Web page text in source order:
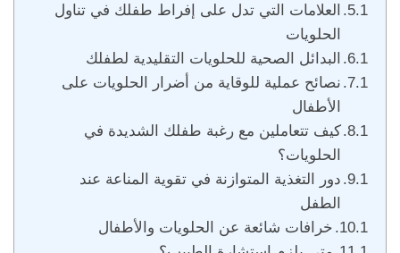
العلامات التي تدل على إفراط طفلك في تناول
الحلويات
البدائل الصحية للحلويات التقليدية لطفلك
نصائح عملية للوقاية من أضرار الحلويات على
الأطفال
كيف تتعاملين مع رغبة طفلك الشديدة في
الحلويات؟
دور التغذية المتوازنة في تقوية المناعة عند
الطفل
خرافات شائعة عن الحلويات والأطفال